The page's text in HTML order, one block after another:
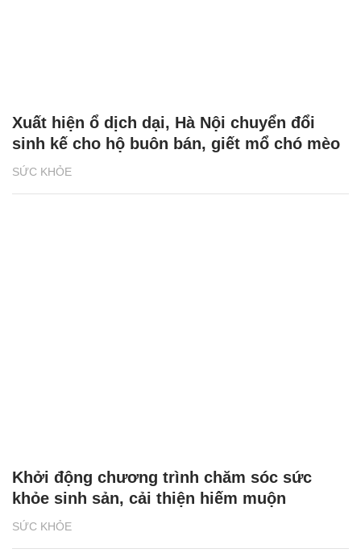
SỨC KHỎE
Xuất hiện ổ dịch dại, Hà Nội chuyển đổi
sinh kế cho hộ buôn bán, giết mổ chó mèo
SỨC KHỎE
Khởi động chương trình chăm sóc sức
khỏe sinh sản, cải thiện hiếm muộn